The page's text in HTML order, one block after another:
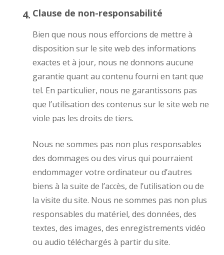
Clause de non-responsabilité
Bien que nous nous efforcions de mettre à
disposition sur le site web des informations
exactes et à jour, nous ne donnons aucune
garantie quant au contenu fourni en tant que
tel. En particulier, nous ne garantissons pas
que l’utilisation des contenus sur le site web ne
viole pas les droits de tiers.
Nous ne sommes pas non plus responsables
des dommages ou des virus qui pourraient
endommager votre ordinateur ou d’autres
biens à la suite de l’accès, de l’utilisation ou de
la visite du site. Nous ne sommes pas non plus
responsables du matériel, des données, des
textes, des images, des enregistrements vidéo
ou audio téléchargés à partir du site.